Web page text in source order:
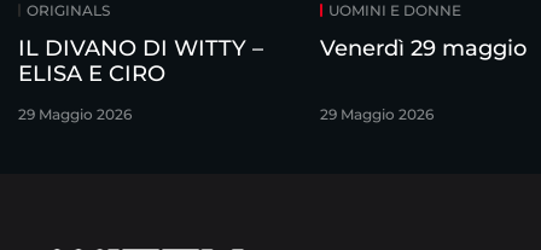
ORIGINALS
IL DIVANO DI WITTY –
ELISA E CIRO
29 Maggio 2026
UOMINI E DONNE
Venerdì 29 maggio
29 Maggio 2026